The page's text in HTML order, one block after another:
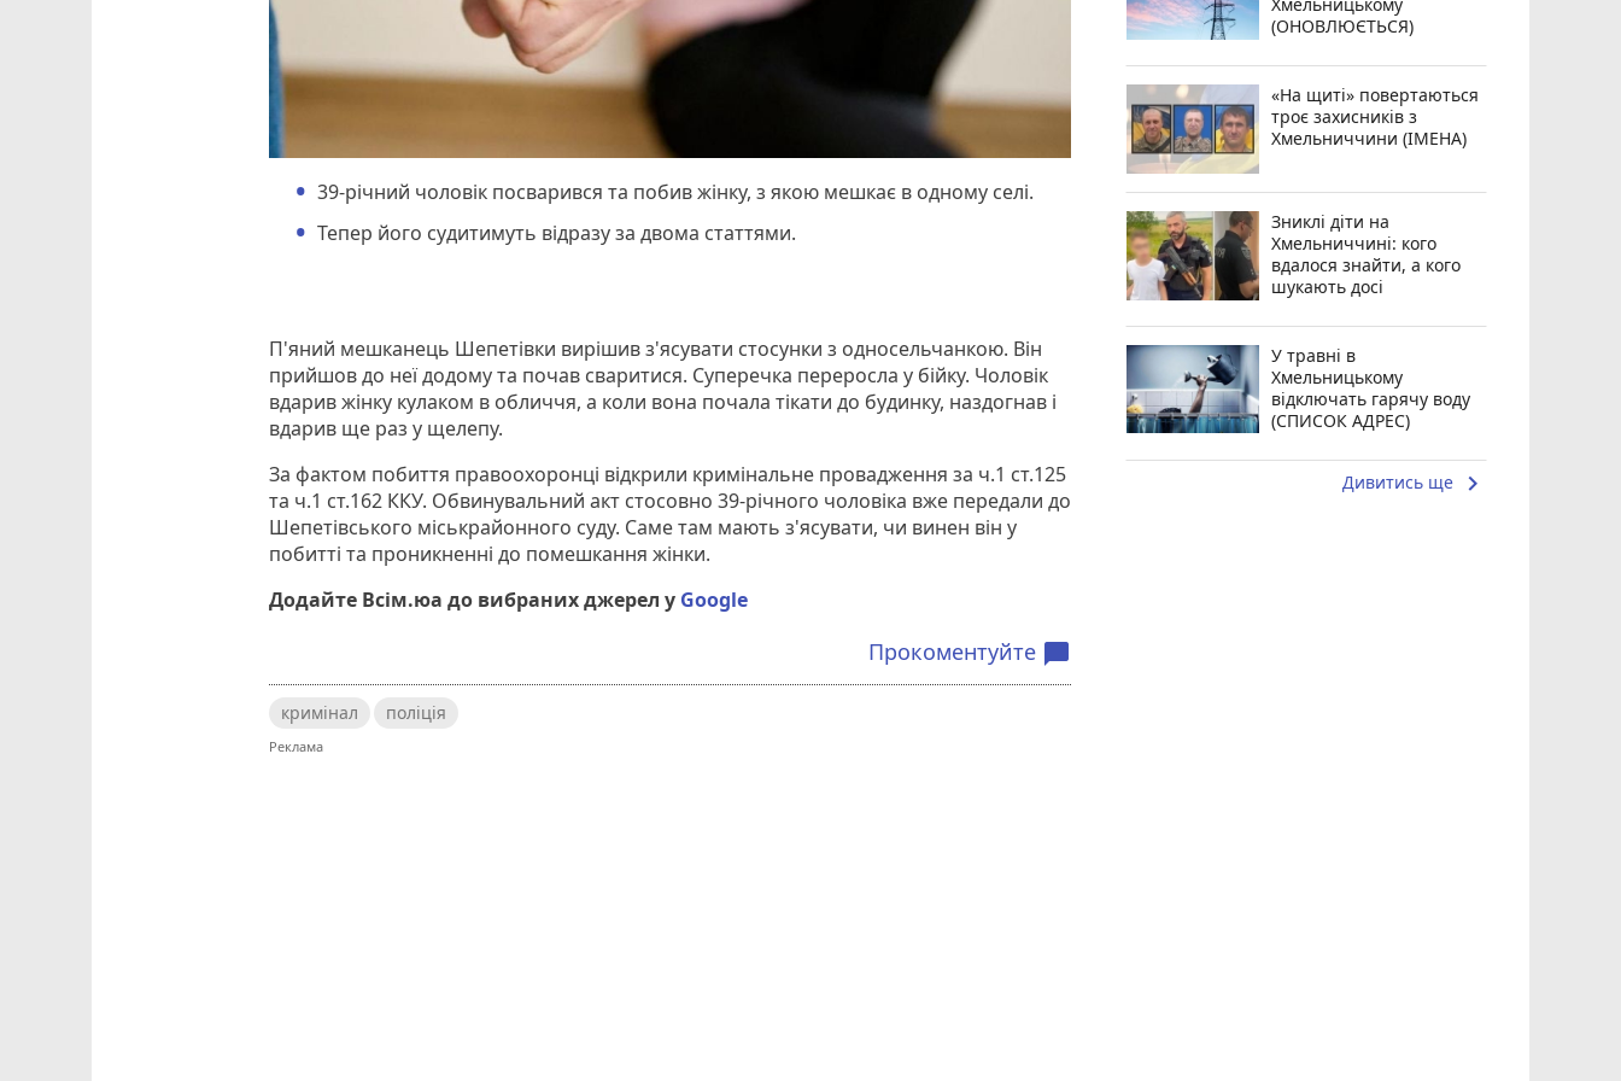
39-річний чоловік посварився та побив жінку, з якою мешкає в одному селі.
Тепер його судитимуть відразу за двома статтями.
П'яний мешканець Шепетівки вирішив з'ясувати стосунки з односельчанкою. Він
прийшов до неї додому та почав сваритися. Суперечка переросла у бійку. Чоловік
вдарив жінку кулаком в обличчя, а коли вона почала тікати до будинку, наздогнав і
вдарив ще раз у щелепу.
За фактом побиття правоохоронці відкрили кримінальне провадження за ч.1 ст.125
та ч.1 ст.162 ККУ. Обвинувальний акт стосовно 39-річного чоловіка вже передали до
Шепетівського міськрайонного суду. Саме там мають з'ясувати, чи винен він у
побитті та проникненні до помешкання жінки.
Додайте Всім.юа до вибраних джерел у Google
Прокоментуйте chat_bubble
кримінал поліція
(ОНОВЛЮЄТЬСЯ)
«На щиті» повертаються
троє захисників з
Хмельниччини (ІМЕНА)
Зниклі діти на
Хмельниччині: кого
вдалося знайти, а кого
шукають досі
У травні в
Хмельницькому
відключать гарячу воду
(СПИСОК АДРЕС)
Дивитись ще keyboard_arrow_right